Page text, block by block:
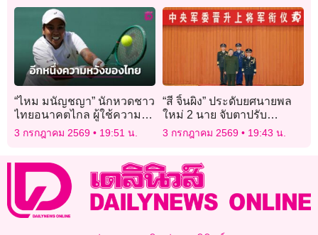
“ไหม มนัญชญา” นักหวดชาว
ไทยอนาคตไกล ผู้ใช้ความ
มอดทนเอาชนะตัวเองและคู่
3 กรกฎาคม 2569 19:51 น.
“สี จิ้นผิง” ประดับยศนายพล
ใหม่ 2 นาย จับตาปรับ
โครงสร้างผู้นำกองทัพจีน
3 กรกฎาคม 2569 19:43 น.